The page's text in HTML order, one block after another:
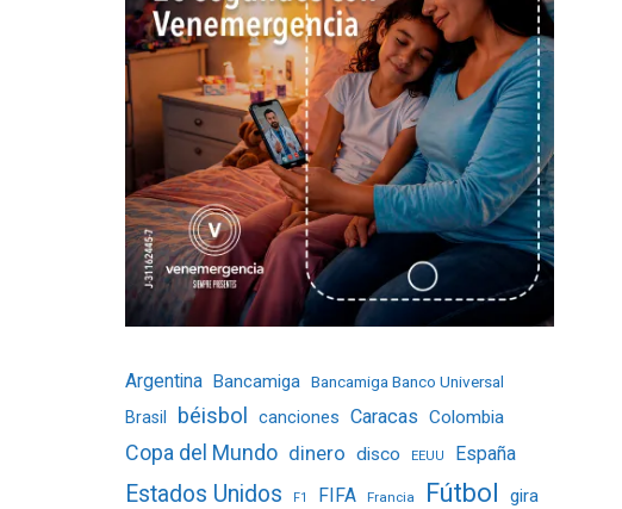
Argentina Bancamiga Bancamiga Banco Universal
Brasil
béisbol canciones Caracas Colombia
Copa del Mundo dinero disco EEUU España
Estados Unidos F1 FIFA Francia Fútbol gira